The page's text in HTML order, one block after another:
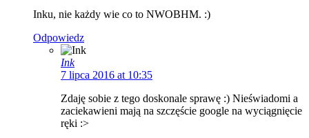
Inku, nie każdy wie co to NWOBHM. :)
Odpowiedz
Ink
7 lipca 2016 at 10:35
Zdaję sobie z tego doskonale sprawę :) Nieświadomi a
zaciekawieni mają na szczęście google na wyciągnięcie
ręki :>